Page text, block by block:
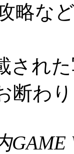
略な
され
断わ
GAME